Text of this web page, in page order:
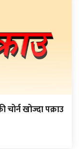
खोज्दा पक्राउ